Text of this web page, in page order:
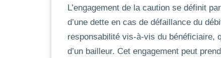
L’engagement de la caution se définit
d’une dette en cas de défaillance du
responsabilité vis-à-vis du bénéficiaire,
d’un bailleur. Cet engagement peut